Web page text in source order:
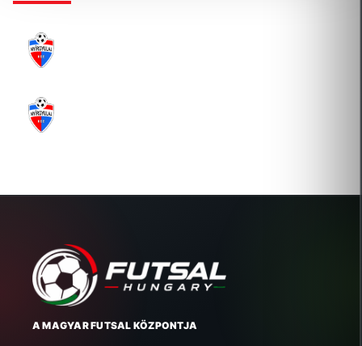
A MAGYAR FUTSAL KÖZPONTJA